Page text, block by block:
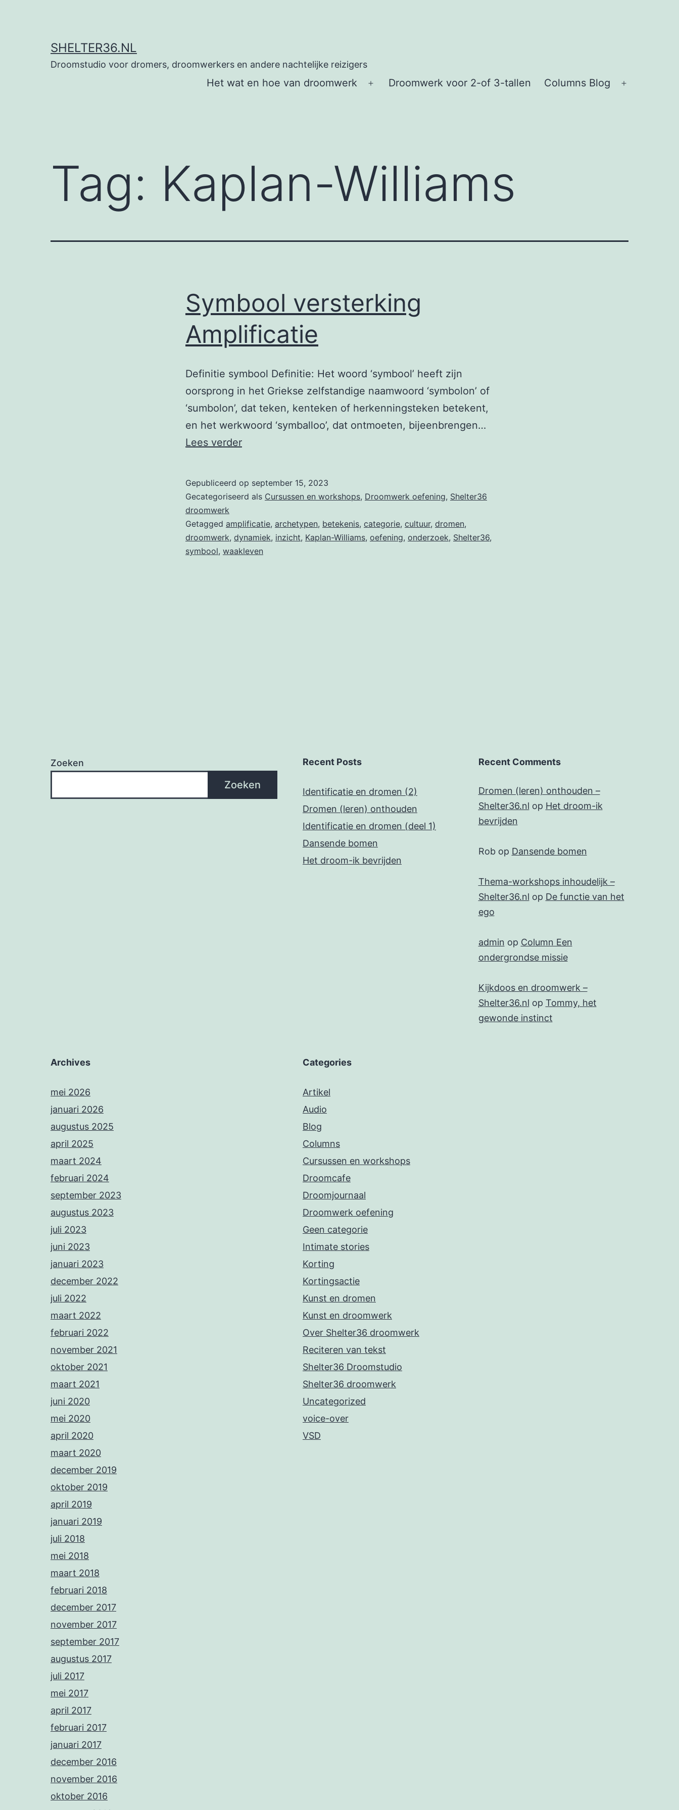
SHELTER36.NL
Droomstudio voor dromers, droomwerkers en andere nachtelijke reizigers
Het wat en hoe van droomwerk
Open
Droomwerk voor 2-of 3-tallen Columns Blog
Tag: Kaplan-Williams
Symbool versterking
Amplificatie
Definitie symbool Definitie: Het woord ‘symbool’ heeft zijn
oorsprong in het Griekse zelfstandige naamwoord ‘symbolon’ of
‘sumbolon’, dat teken, kenteken of herkenningsteken betekent,
en het werkwoord ‘symballoo’, dat ontmoeten, bijeenbrengen…
Lees verderSymbool
Gepubliceerd op september 15, 2023
Gecategoriseerd als Cursussen en workshops, Droomwerk oefening, Shelter36
droomwerk
Getagged amplificatie, archetypen, betekenis, categorie, cultuur, dromen,
droomwerk, dynamiek, inzicht, Kaplan-Williams, oefening, onderzoek, Shelter36,
symbool, waakleven
Zoeken
Zoeken
Recent Posts
Identificatie en dromen (2)
Dromen (leren) onthouden
Identificatie en dromen (deel 1)
Dansende bomen
Het droom-ik bevrijden
Recent Comments
Dromen (leren) onthouden –
Shelter36.nl op Het droom-ik
bevrijden
Robop Dansende bomen
Thema-workshops inhoudelijk –
Shelter36.nl op De functie van het
ego
admin op Column Een
ondergrondse missie
Kijkdoos en droomwerk –
Shelter36.nl op Tommy, het
gewonde instinct
Archives
mei 2026
januari 2026
augustus 2025
april 2025
maart 2024
februari 2024
september 2023
augustus 2023
juli 2023
juni 2023
januari 2023
december 2022
juli 2022
maart 2022
februari 2022
november 2021
oktober 2021
maart 2021
juni 2020
mei 2020
april 2020
maart 2020
december 2019
oktober 2019
april 2019
januari 2019
juli 2018
mei 2018
maart 2018
februari 2018
december 2017
november 2017
september 2017
augustus 2017
juli 2017
mei 2017
april 2017
februari 2017
januari 2017
december 2016
november 2016
oktober 2016
Categories
Artikel
Audio
Blog
Columns
Cursussen en workshops
Droomcafe
Droomjournaal
Droomwerk oefening
Geen categorie
Intimate stories
Korting
Kortingsactie
Kunst en dromen
Kunst en droomwerk
Over Shelter36 droomwerk
Reciteren van tekst
Shelter36 Droomstudio
Shelter36 droomwerk
Uncategorized
voice-over
VSD